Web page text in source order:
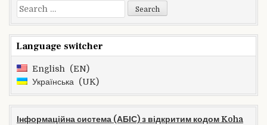
Search
for:
Language switcher
English
EN
Українська
UK
Інформаційна система (АБІС) з відкритим кодом Koha